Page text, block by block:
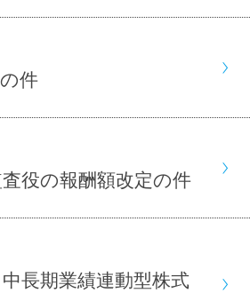
件
役の報酬額改定の件
長期業績連動型株式